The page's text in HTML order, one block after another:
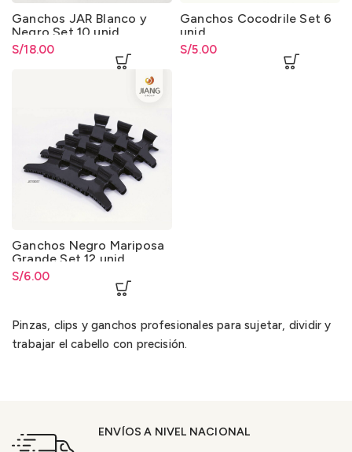
Ganchos JAR Blanco y
Negro Set 10 unid.
S/18.00
Ganchos Cocodrile Set 6
unid.
S/5.00
Ganchos Negro Mariposa
Grande Set 12 unid.
S/6.00
Pinzas, clips y ganchos profesionales para sujetar, dividir y
trabajar el cabello con precisión.
ENVÍOS A NIVEL NACIONAL